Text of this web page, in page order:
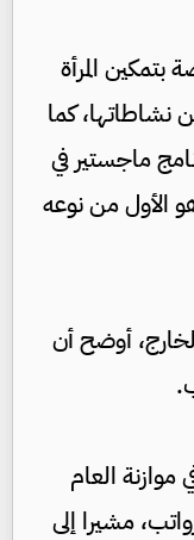
المرأة
نشاطاتها، كما
ماجستير في
الأول من نوعه
أوضح أن
موازنة العام
مشيرا إلى